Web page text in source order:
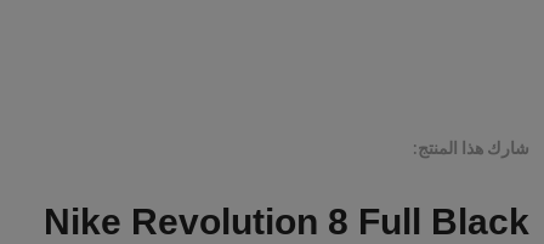
شارك هذا المنتج:
Nike Revolution 8 Full Black